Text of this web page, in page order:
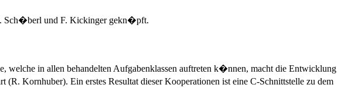
Sch�berl und F. Kickinger gekn�pft.
in allen behandelten Aufgabenklassen auftreten k�nnen, macht die Entwicklung
Kornhuber). Ein erstes Resultat dieser Kooperationen ist eine C-Schnittstelle zu dem